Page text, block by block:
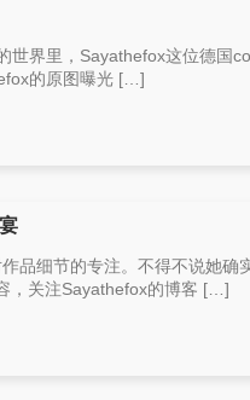
世界里，Sayathefox这位德国
的原图曝光 […]
品细节的专注。不得不说她确
，关注Sayathefox的博客 […]